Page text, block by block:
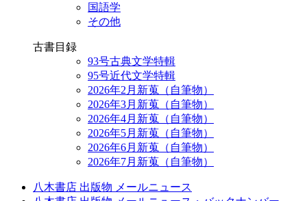
国語学
その他
古書目録
93号古典文学特輯
95号近代文学特輯
2026年2月新蒐（自筆物）
2026年3月新蒐（自筆物）
2026年4月新蒐（自筆物）
2026年5月新蒐（自筆物）
2026年6月新蒐（自筆物）
2026年7月新蒐（自筆物）
八木書店 出版物 メールニュース